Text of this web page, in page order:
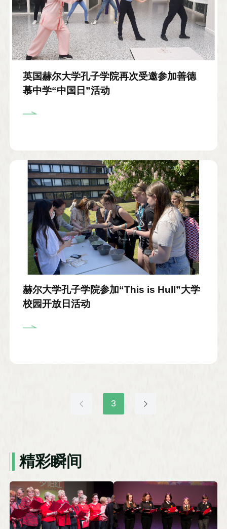
英国赫尔大学孔子学院再次受邀参加善德
慕中学“中国日”活动
赫尔大学孔子学院参加“This is Hull”大学
校园开放日活动
3
精彩瞬间